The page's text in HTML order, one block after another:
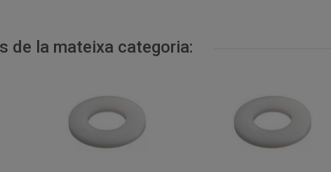
de la mateixa categoria: